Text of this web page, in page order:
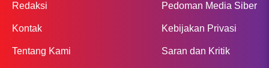
Redaksi
Kontak
Tentang Kami
Pedoman Media Siber
Kebijakan Privasi
Saran dan Kritik